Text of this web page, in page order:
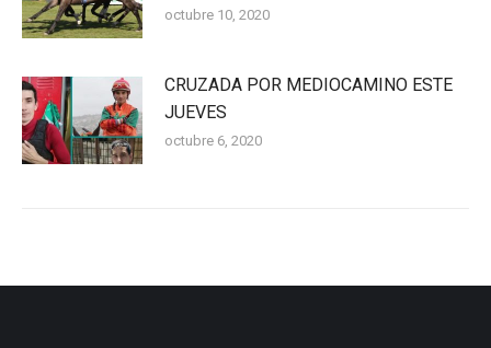
octubre 10, 2020
CRUZADA POR MEDIOCAMINO ESTE
JUEVES
octubre 6, 2020